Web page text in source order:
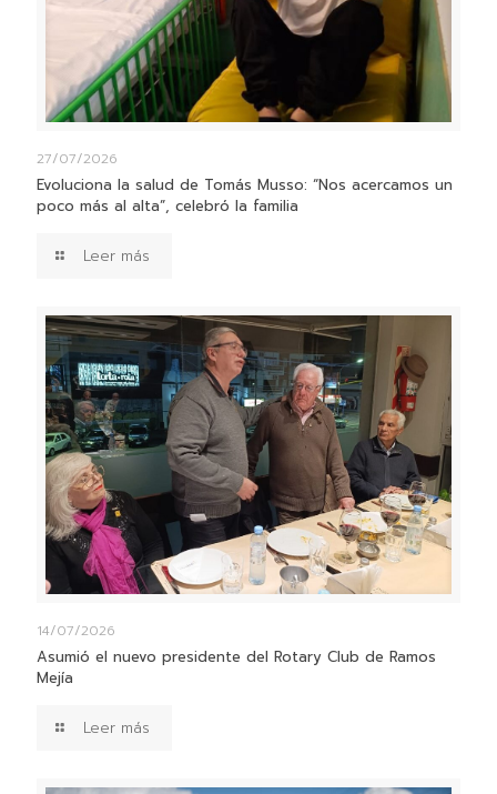
27/07/2026
Evoluciona la salud de Tomás Musso: “Nos acercamos un
poco más al alta”, celebró la familia
Leer más
14/07/2026
Asumió el nuevo presidente del Rotary Club de Ramos
Mejía
Leer más